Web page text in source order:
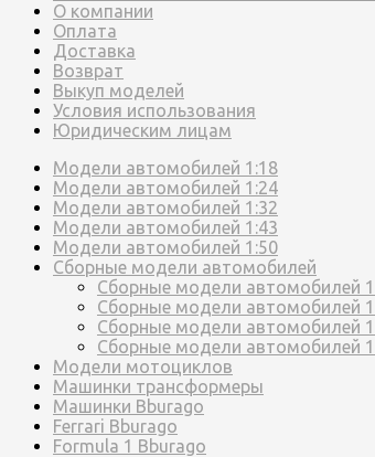
О компании
Оплата
Доставка
Возврат
Выкуп моделей
Условия использования
Юридическим лицам
Модели автомобилей 1:18
Модели автомобилей 1:24
Модели автомобилей 1:32
Модели автомобилей 1:43
Модели автомобилей 1:50
Сборные модели автомобилей
Сборные модели автомобилей
Сборные модели автомобилей
Сборные модели автомобилей
Сборные модели автомобилей
Модели мотоциклов
Машинки трансформеры
Машинки Bburago
Ferrari Bburago
Formula 1 Bburago